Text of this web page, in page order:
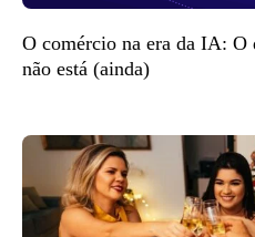
O comércio na era da IA: O
não está (ainda)